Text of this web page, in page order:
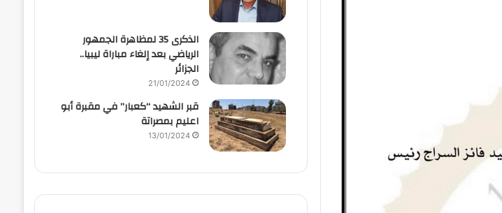
الذكرى 35 لمظاهرة الجمهور
الرياضي بعد إلغاء مباراة ليبيا..
الجزائر
21/01/2024
قبر الشهيد “كعبار” في مقبرة أبو
اعليم بمصراتة
13/01/2024